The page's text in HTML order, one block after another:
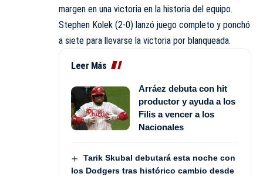
margen en una victoria en la historia del equipo.
Stephen Kolek (2-0) lanzó juego completo y ponchó
a siete para llevarse la victoria por blanqueada.
Leer Más
Arráez debuta con hit
productor y ayuda a los
Filis a vencer a los
Nacionales
Tarik Skubal debutará esta noche con
los Dodgers tras histórico cambio desde